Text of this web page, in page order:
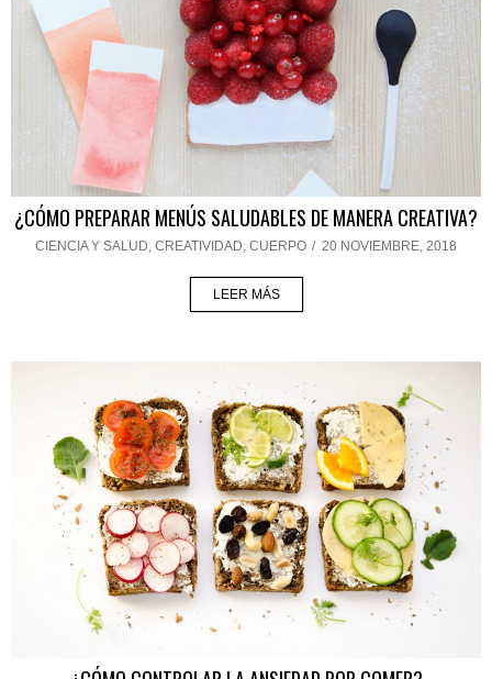
¿CÓMO PREPARAR MENÚS SALUDABLES DE MANERA CREATIVA?
CIENCIA Y SALUD, CREATIVIDAD, CUERPO / 20 NOVIEMBRE, 2018
LEER MÁS